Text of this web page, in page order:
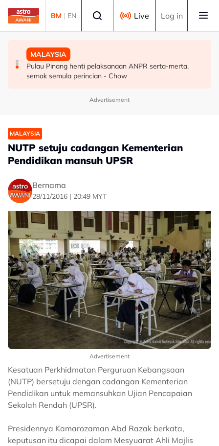
Skip to main content
BM | EN Live Log in
DUNIA
Syarikat Minyak Nasional Abu Dhabi terkena serangan
peluru berpandu di Selat Hormuz
SUKAN
Hakim Danish kekal bersama MSi Racing Team musim
depan
MALAYSIA
Pulau Pinang henti pelaksanaan ANPR serta-merta,
semak semula perincian - Chow
Advertisement
MALAYSIA
NUTP setuju cadangan Kementerian
Pendidikan mansuh UPSR
Bernama
28/11/2016 | 20:49 MYT
Advertisement
Kesatuan Perkhidmatan Perguruan Kebangsaan
(NUTP) bersetuju dengan cadangan Kementerian
Pendidikan untuk memansuhkan Ujian Pencapaian
Sekolah Rendah (UPSR).
Presidennya Kamarozaman Abd Razak berkata,
keputusan itu dicapai dalam Mesyuarat Ahli Majlis